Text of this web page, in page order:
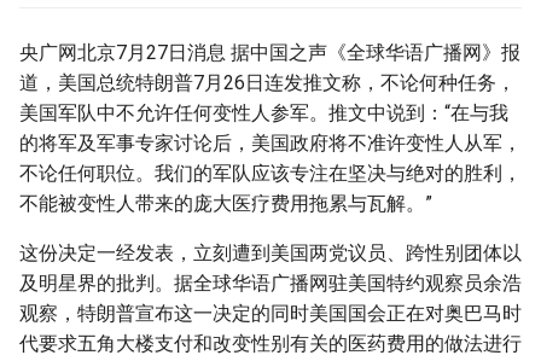
n
g
s
e
a
r
c
央广网北京7月27日消息 据中国之声《全球华语广播网》报
道，美国总统特朗普7月26日连发推文称，不论何种任务，
美国军队中不允许任何变性人参军。推文中说到：“在与我
的将军及军事专家讨论后，美国政府将不准许变性人从军，
不论任何职位。我们的军队应该专注在坚决与绝对的胜利，
不能被变性人带来的庞大医疗费用拖累与瓦解。”
这份决定一经发表，立刻遭到美国两党议员、跨性别团体以
及明星界的批判。据全球华语广播网驻美国特约观察员余浩
观察，特朗普宣布这一决定的同时美国国会正在对奥巴马时
代要求五角大楼支付和改变性别有关的医药费用的做法进行